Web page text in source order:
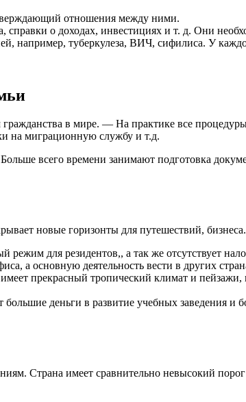
отношения между ними.
о доходах, инвестициях и т. д. Они
например, туберкулеза, ВИЧ, сифилиса. У
в мире. — На практике все
на миграционную службу и т.д.
всего времени занимают подготовка
новые горизонты для путешествий,
для резидентов,, а так же отсутствует
а основную деятельность вести в других
прекрасный тропический климат и
деньги в развитие учебных заведения
Страна имеет сравнительно невысокий